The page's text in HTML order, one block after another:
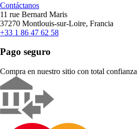
Contáctanos
11 rue Bernard Maris
37270 Montlouis-sur-Loire, Francia
+33 1 86 47 62 58
Pago seguro
Compra en nuestro sitio con total confianza